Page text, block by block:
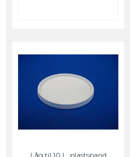
Låg til 10 L. plastspand